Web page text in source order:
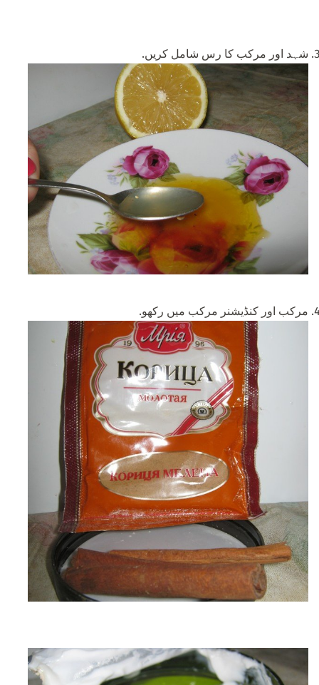
شہد اور مرکب کا رس شامل کریں.
مرکب اور کنڈیشنر مرکب میں رکھو.